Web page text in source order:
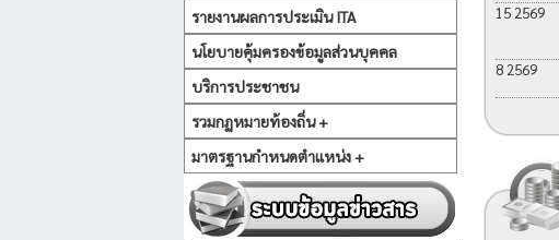
รายงานผลการประเมิน ITA
นโยบายคุ้มครองข้อมูลส่วนบุคคล
บริการประชาชน
รวมกฏหมายท้องถิ่น +
มาตรฐานกำหนดตำแหน่ง +
15 2569
8 2569